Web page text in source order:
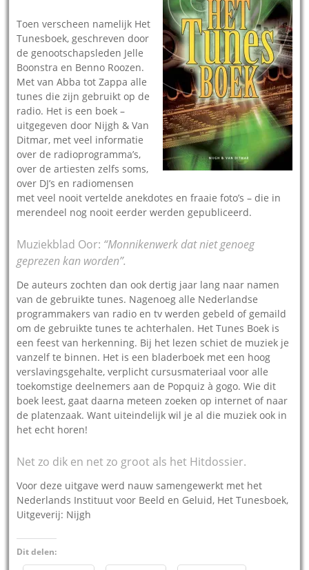
Toen verscheen namelijk Het
Tunesboek, geschreven door
de genootschapsleden Jelle
Boonstra en Benno Roozen.
Met van Abba tot Zappa alle
tunes die zijn gebruikt op de
radio. Het is een boek –
uitgegeven door Nijgh & Van
Ditmar, met veel informatie
over de radioprogramma’s,
over de artiesten zelfs soms,
over DJ’s en radiomensen
met veel nooit vertelde anekdotes en fraaie foto’s – die in
merendeel nog nooit eerder werden gepubliceerd.
Muziekblad Oor: “Monnikenwerk dat niet genoeg
geprezen kan worden”.
De auteurs zochten dan ook dertig jaar lang naar namen
van de gebruikte tunes. Nagenoeg alle Nederlandse
programmakers van radio en tv werden gebeld of gemaild
om de gebruikte tunes te achterhalen. Het Tunes Boek is
een feest van herkenning. Bij het lezen schiet de muziek je
vanzelf te binnen. Het is een bladerboek met een hoog
verslavingsgehalte, verplicht cursusmateriaal voor alle
toekomstige deelnemers aan de Popquiz à gogo. Wie dit
boek leest, gaat daarna meteen zoeken op internet of naar
de platenzaak. Want uiteindelijk wil je al die muziek ook in
het echt horen!
Net zo dik en net zo groot als het Hitdossier.
Voor deze uitgave werd nauw samengewerkt met het
Nederlands Instituut voor Beeld en Geluid, Het Tunesboek,
Uitgeverij: Nijgh
Dit delen: